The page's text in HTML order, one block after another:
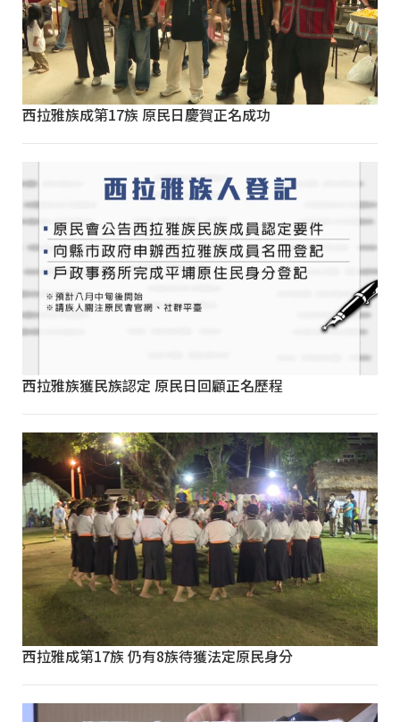
西拉雅族成第17族 原民日慶賀正名成功
西拉雅族獲民族認定 原民日回顧正名歷程
西拉雅成第17族 仍有8族待獲法定原民身分